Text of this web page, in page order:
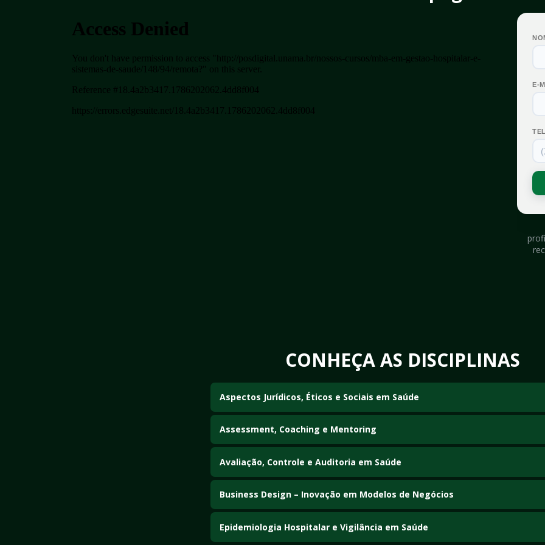
CONHEÇA AS DISCIPLINAS
Aspectos Jurídicos, Éticos e Sociais em Saúde
Estuda os princípios jurídicos, éticos e sociais que orientam a prestação de serviços e as
saúde.
Assessment, Coaching e Mentoring
Desenvolve métodos de avaliação e acompanhamento profissional voltados ao
competências e desempenho.
Avaliação, Controle e Auditoria em Saúde
Aborda técnicas e processos para monitorar, avaliar e auditar serviços e instituições de
Business Design – Inovação em Modelos de Negócios
Estuda a criação e transformação de modelos de negócios por meio de estratégias
centradas em valor.
Epidemiologia Hospitalar e Vigilância em Saúde